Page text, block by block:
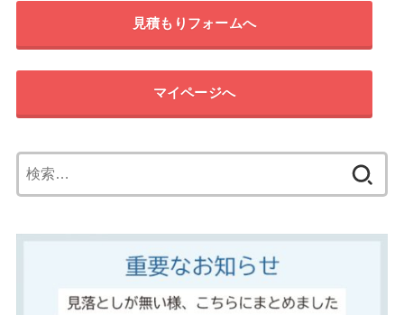
見積もりフォームへ
マイページへ
索: